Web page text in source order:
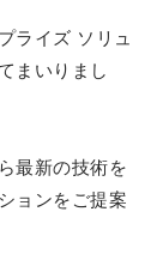
ライズ ソリュ
まいりまし
最新の技術を
ョンをご提案